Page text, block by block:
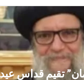
تقيم قداس عيد